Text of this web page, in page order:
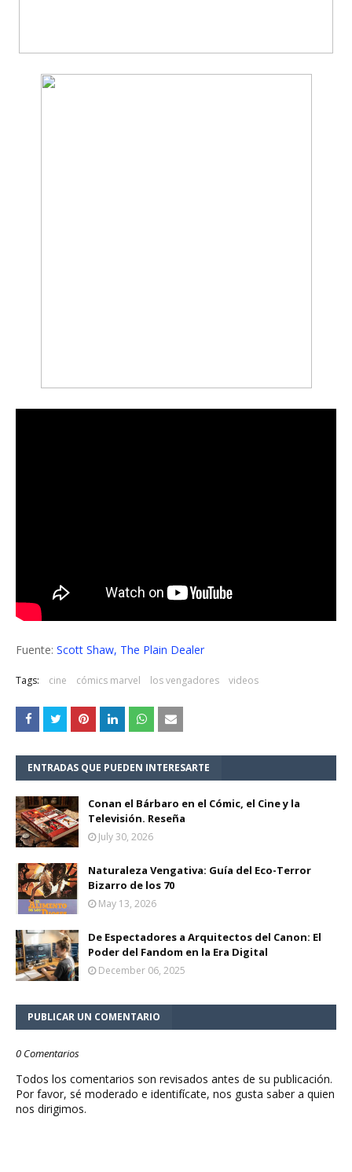
Fuente: Scott Shaw, The Plain Dealer
Tags: cine cómics marvel los vengadores videos
ENTRADAS QUE PUEDEN INTERESARTE
Conan el Bárbaro en el Cómic, el Cine y la
Televisión. Reseña
July 30, 2026
Naturaleza Vengativa: Guía del Eco-Terror
Bizarro de los 70
May 13, 2026
De Espectadores a Arquitectos del Canon: El
Poder del Fandom en la Era Digital
December 06, 2025
PUBLICAR UN COMENTARIO
0 Comentarios
Todos los comentarios son revisados antes de su publicación.
Por favor, sé moderado e identifícate, nos gusta saber a quien
nos dirigimos.